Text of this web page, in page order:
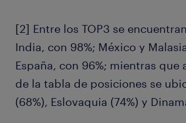
[2] Entre los TOP3 se
India, con 98%; México y
España, con 96%; mientras que
de la tabla de posiciones se
(68%), Eslovaquia (74%) y